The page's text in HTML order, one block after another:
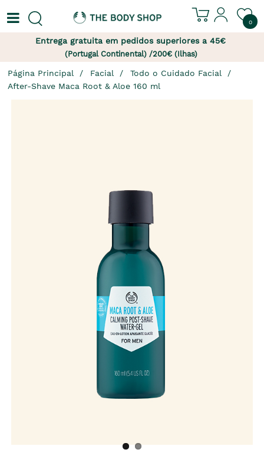
0
Entrega gratuita em pedidos superiores a 45€
(Portugal Continental) /200€ (Ilhas)
Página Principal Facial
Todo o Cuidado Facial
After-Shave Maca Root & Aloe 160 ml